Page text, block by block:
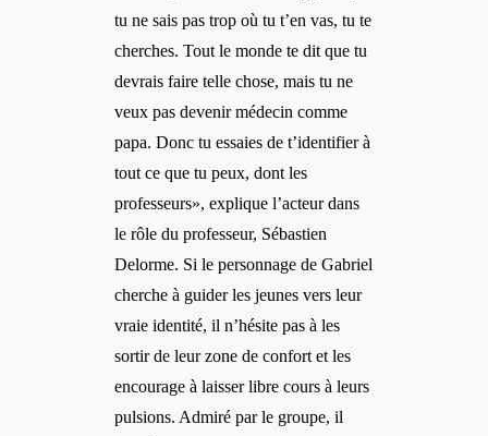
tu ne sais pas trop où tu t’en vas, tu te
cherches. Tout le monde te dit que tu
devrais faire telle chose, mais tu ne
veux pas devenir médecin comme
papa. Donc tu essaies de t’identifier à
tout ce que tu peux, dont les
professeurs», explique l’acteur dans
le rôle du professeur, Sébastien
Delorme. Si le personnage de Gabriel
cherche à guider les jeunes vers leur
vraie identité, il n’hésite pas à les
sortir de leur zone de confort et les
encourage à laisser libre cours à leurs
pulsions. Admiré par le groupe, il